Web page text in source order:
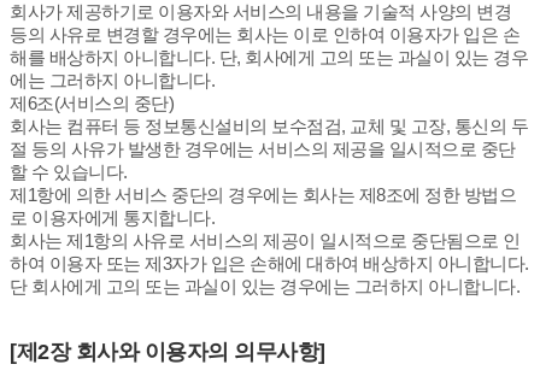
회사가 제공하기로 이용자와 서비스의 내용을 기술적 사양의 변경
등의 사유로 변경할 경우에는 회사는 이로 인하여 이용자가 입은 손
해를 배상하지 아니합니다. 단, 회사에게 고의 또는 과실이 있는 경우
에는 그러하지 아니합니다.
제6조(서비스의 중단)
회사는 컴퓨터 등 정보통신설비의 보수점검, 교체 및 고장, 통신의 두
절 등의 사유가 발생한 경우에는 서비스의 제공을 일시적으로 중단
할 수 있습니다.
제1항에 의한 서비스 중단의 경우에는 회사는 제8조에 정한 방법으
로 이용자에게 통지합니다.
회사는 제1항의 사유로 서비스의 제공이 일시적으로 중단됨으로 인
하여 이용자 또는 제3자가 입은 손해에 대하여 배상하지 아니합니다.
단 회사에게 고의 또는 과실이 있는 경우에는 그러하지 아니합니다.
[제2장 회사와 이용자의 의무사항]